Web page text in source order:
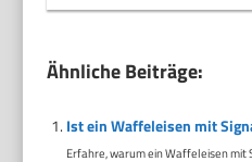
Ähnliche Beiträge:
Ist ein Waffeleisen mit
Erfahre, warum ein Waffeleisen mit